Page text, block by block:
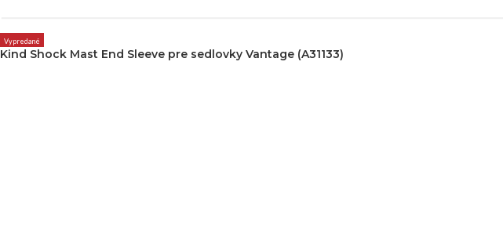
Vypredané
Kind Shock Mast End Sleeve pre sedlovky Vantage (A31133)